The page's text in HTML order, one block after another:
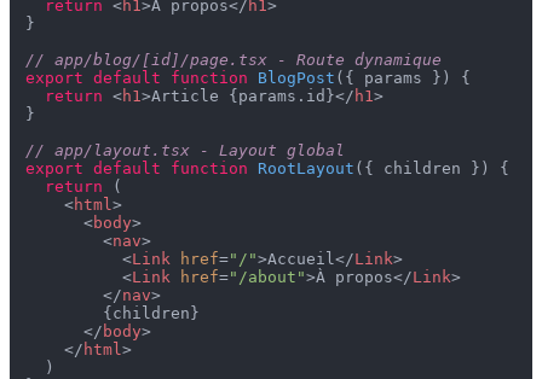
return <h1>À propos</ h1>
}
// app/blog/[id]/page.tsx - Route dynamique
export default function BlogPost ( { params } ) {
return <h1>Article {params.id}</ h1>
}
// app/layout.tsx - Layout global
export default function RootLayout ( { children } ) {
return (
<html>
<body>
<nav>
<Link href="/">Accueil</Link>
<Link href="/about">À propos</Link>
</nav>
        {children}
</ body>
</ html>
  )